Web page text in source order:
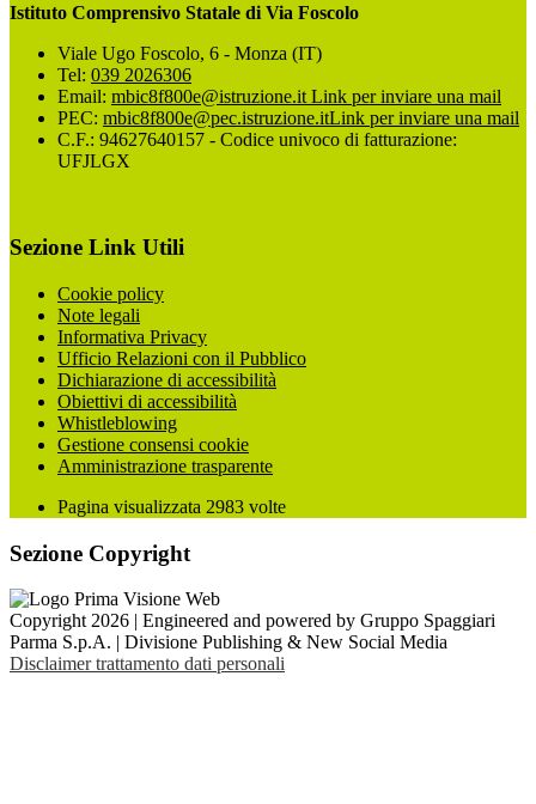
Istituto Comprensivo Statale di Via Foscolo
Viale Ugo Foscolo, 6 - Monza (IT)
Tel: 039 2026306
Email: mbic8f800e@istruzione.it Link per inviare una mail
PEC: mbic8f800e@pec.istruzione.itLink per inviare una mail
C.F.: 94627640157 - Codice univoco di fatturazione:
UFJLGX
Sezione Link Utili
Cookie policy
Note legali
Informativa Privacy
Ufficio Relazioni con il Pubblico
Dichiarazione di accessibilità
Obiettivi di accessibilità
Whistleblowing
Gestione consensi cookie
Amministrazione trasparente
Pagina visualizzata 2983 volte
Sezione Copyright
Copyright 2026 | Engineered and powered by Gruppo Spaggiari
Parma S.p.A. | Divisione Publishing & New Social Media
Disclaimer trattamento dati personali